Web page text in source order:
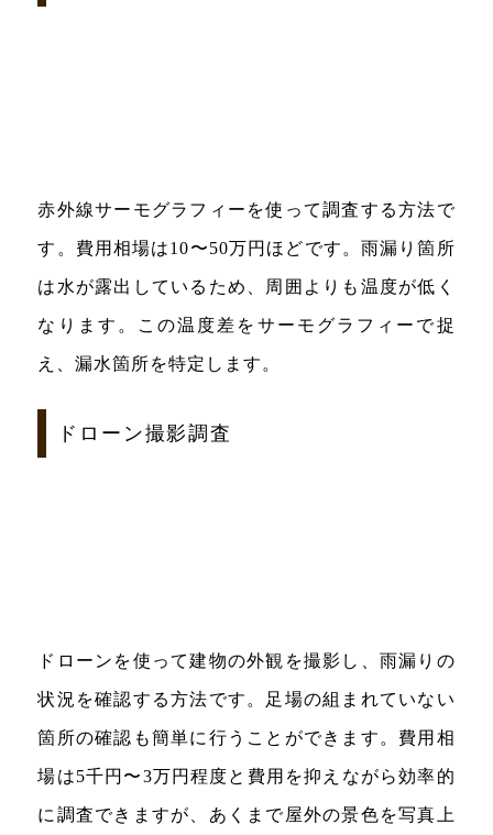
赤外線サーモグラフィーを使って調査する方法で
す。費用相場は10〜50万円ほどです。雨漏り箇所
は水が露出しているため、周囲よりも温度が低く
なります。この温度差をサーモグラフィーで捉
え、漏水箇所を特定します。
ドローン撮影調査
ドローンを使って建物の外観を撮影し、雨漏りの
状況を確認する方法です。足場の組まれていない
箇所の確認も簡単に行うことができます。費用相
場は5千円〜3万円程度と費用を抑えながら効率的
に調査できますが、あくまで屋外の景色を写真上